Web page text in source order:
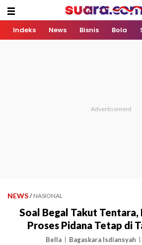
Indeks News Bisnis Bola
NEWS / NASIONAL
Soal Begal Takut Tentara,
Proses Pidana Tetap di
Bella Bagaskara Isdiansyah